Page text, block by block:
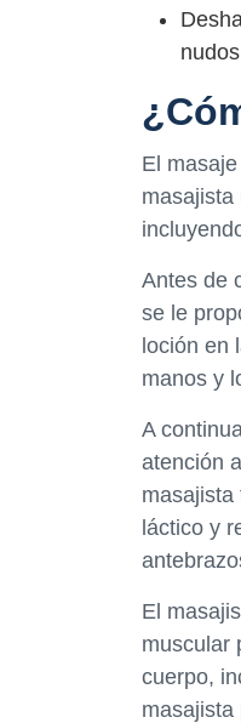
El
masajista
Antes de
se le
loción en
manos y
A
atención
masajista
láctico y
El
muscular
cuerpo,
masajista